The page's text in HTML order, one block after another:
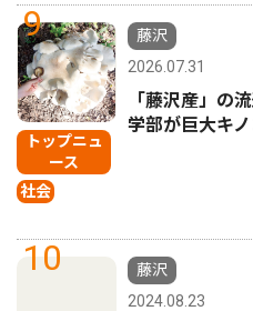
9
トップニュ
ース
社会
藤沢
2026.07.31
「藤沢産」の
学部が巨大キ
10
藤沢
2024.08.23